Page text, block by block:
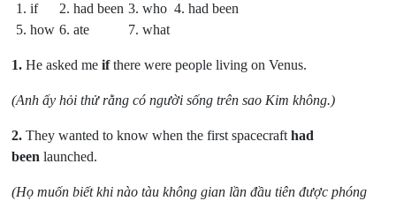
1. if 2. had been 3. who 4. had been
5. how 6. ate 7. what
1. He asked meifthere were people living on Venus.
(Anh ấy hỏi thử rằng có người sống trên sao Kim không.)
2. They wanted to know when the first spacecrafthad
been launched.
(Họ muốn biết khi nào tàu không gian lần đầu tiên được phóng